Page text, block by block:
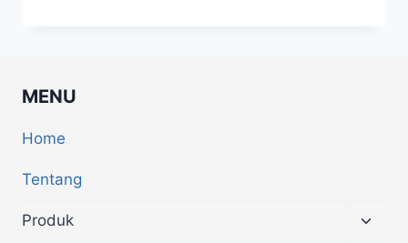
MENU
Home
Tentang
Produk